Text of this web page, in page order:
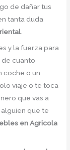
de dañar tus
tanta duda
y la fuerza para
cuanto
coche o un
viaje o te toca
que vas a
que te
en Agricola